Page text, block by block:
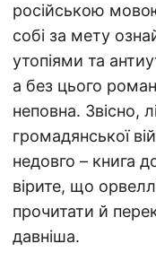
російською
собі за мету
утопіями та
а без цього
неповна. Звісно,
громадянської
недовго – книга
вірите, що
прочитати й
давніша.